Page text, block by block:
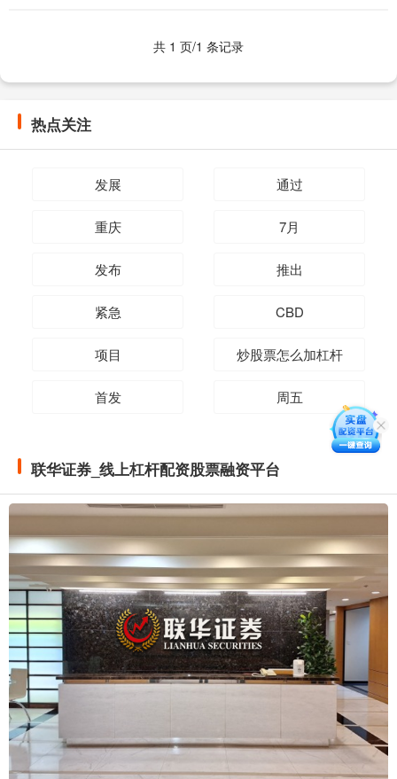
共 1 页/1 条记录
热点关注
发展 通过
重庆 7月
发布 推出
紧急 CBD
项目 炒股票怎么加杠杆
首发 周五
联华证券_线上杠杆配资股票融资平台